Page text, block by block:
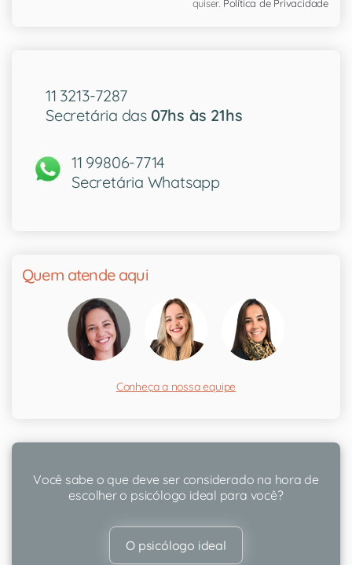
quiser. Política de Privacidade
11 3213-7287
Secretária das 07hs às 21hs
11 99806-7714
Secretária Whatsapp
Quem atende aqui
Conheça a nossa equipe
Você sabe o que deve ser considerado na hora de
escolher o psicólogo ideal para você?
O psicólogo ideal